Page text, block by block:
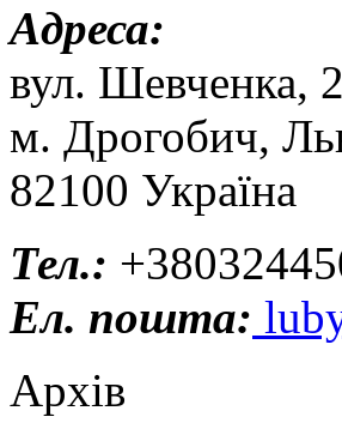
Адреса:
вул. Шевченка,
м. Дрогобич,
82100 Україна
Тел.:
Ел. пошта:
Архів